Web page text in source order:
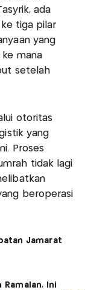
ada
tiga pilar
yang
mana
setelah
otoritas
yang
Proses
tidak lagi
beroperasi
Jamarat
Ramalan, Ini